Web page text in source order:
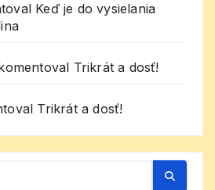
Keď je do vysielania
Trikrát a dosť!
Trikrát a dosť!